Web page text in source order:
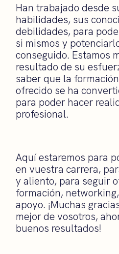
Han trabajado desde
habilidades, sus
debilidades, para
si mismos y
conseguido. Estamos
resultado de su
saber que la
ofrecido se ha
para poder hacer
profesional.
Aquí estaremos para
en vuestra carrera,
y aliento, para seguir
formación,
apoyo. ¡Muchas
mejor de vosotros,
buenos resultados!